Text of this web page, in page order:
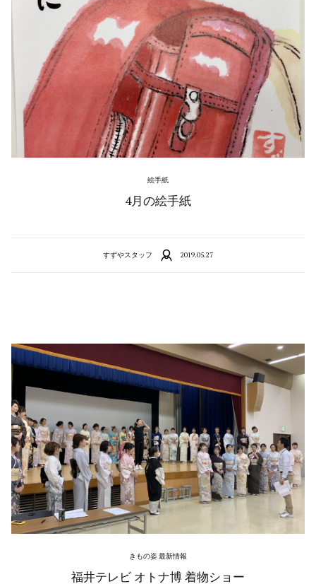
絵手紙
4月の絵手紙
すずやスタッフ 2019.05.27
きもの姿 最新情報
福井テレビ オトナ博 着物ショー